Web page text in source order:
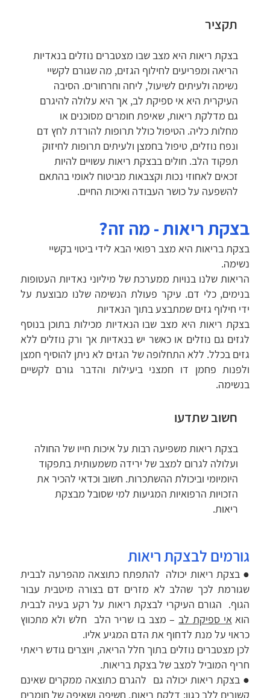
תקציר
בצקת ריאות היא מצב שבו מצטברים נוזלים בנאדיות
הריאה ומפריעים לחילוף הגזים, מה שגורם לקשיי
נשימה ולעיתים לשיעול, ליחה וחרחורים. הסיבה
העיקרית היא אי ספיקת לב, אך היא עלולה להיגרם
גם מדלקת ריאות, שאיפת חומרים מסוכנים או
מחלות כליה. הטיפול כולל תרופות להורדת לחץ דם
ונפח נוזלים, טיפול בחמצן ולעיתים תרופות לחיזוק
תפקוד הלב. חולים בבצקת ריאות עשויים להיות
זכאים לאחוזי נכות וקצבאות מביטוח לאומי בהתאם
להשפעה על כושר העבודה ואיכות החיים.
בצקת ריאות - מה זה?
בצקת בריאות היא מצב רפואי הבא לידי ביטוי בקשיי
נשימה.
הריאות שלנו בנויות ממערכת של מיליוני נאדיות העטופות
בנימים, כלי דם. עיקר פעולת הנשימה שלנו מבוצעת על
ידי חילוף גזים שמתבצע בתוך הנאדיות
בצקת ריאות היא מצב שבו הנאדיות מכילות בתוכן בנוסף
לגזים גם נוזלים או כאשר יש בנאדיות אך ורק נוזלים ללא
גזים בכלל. ללא התחלופה של הגזים לא ניתן להוסיף חמצן
ולפנות פחמן דו חמצני ביעילות והדבר גורם לקשיים
בנשימה.
חשוב שתדעו
בצקת ריאות משפיעה רבות על איכות חייו של החולה
ועלולה לגרום למצב של ירידה משמעותית בתפקוד
היומיומי וביכולת ההשתכרות. חשוב וכדאי להכיר את
הזכויות הרפואיות המגיעות למי שסובל מבצקת
ריאות.
גורמים לבצקת ריאות
● בצקת ריאות יכולה להתפתח כתוצאה מהפרעה לבבית
שגורמת לכך שהלב לא מזרים דם בצורה מיטבית עבור
הגוף. הגורם העיקרי לבצקת ריאות על רקע בעיה לבבית
הואאי ספיקת לב – מצב בו שריר הלב חלש ולא מתכווץ
כראוי על מנת לדחוף את הדם המגיע אליו.
לכן מצטברים נוזלים בתוך חלל הריאה, ויוצרים גודש ריאתי
חריף המוביל למצב של בצקת בריאות.
● בצקת ריאות יכולה גם להגרם כתוצאה ממקרים שאינם
קשורים ללב כגון: דלקת ריאות, חשיפה ושאיפה של חומרים